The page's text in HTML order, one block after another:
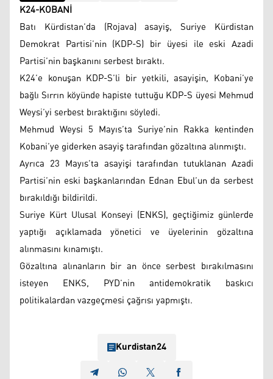
K24-KOBANİ
Batı Kürdistan’da (Rojava) asayiş, Suriye Kürdistan
Demokrat Partisi’nin (KDP-S) bir üyesi ile eski Azadi
Partisi’nin başkanını serbest bıraktı.
K24’e konuşan KDP-S’li bir yetkili, asayişin, Kobani’ye
bağlı Sırrın köyünde hapiste tuttuğu KDP-S üyesi Mehmud
Weysi’yi serbest bıraktığını söyledi.
Mehmud Weysi 5 Mayıs’ta Suriye’nin Rakka kentinden
Kobani’ye giderken asayiş tarafından gözaltına alınmıştı.
Ayrıca 23 Mayıs’ta asayişi tarafından tutuklanan Azadi
Partisi’nin eski başkanlarından Ednan Ebul’un da serbest
bırakıldığı bildirildi.
Suriye Kürt Ulusal Konseyi (ENKS), geçtiğimiz günlerde
yaptığı açıklamada yönetici ve üyelerinin gözaltına
alınmasını kınamıştı.
Gözaltına alınanların bir an önce serbest bırakılmasını
isteyen ENKS, PYD’nin antidemokratik baskıcı
politikalardan vazgeçmesi çağrısı yapmıştı.
Kurdistan24